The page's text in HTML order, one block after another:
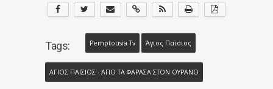
Tags: Pemptousia Tv Άγιος Παϊσιος
ΑΓΙΟΣ ΠΑΪΣΙΟΣ - ΑΠΟ ΤΑ ΦΑΡΑΣΑ ΣΤΟΝ ΟΥΡΑΝΟ